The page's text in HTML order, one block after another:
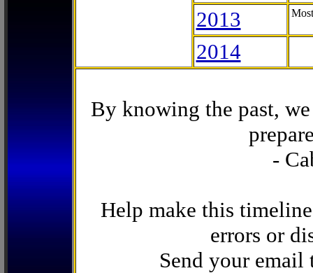
2013
2014
By knowing the past,
-
Help make this
errors or
Send your email